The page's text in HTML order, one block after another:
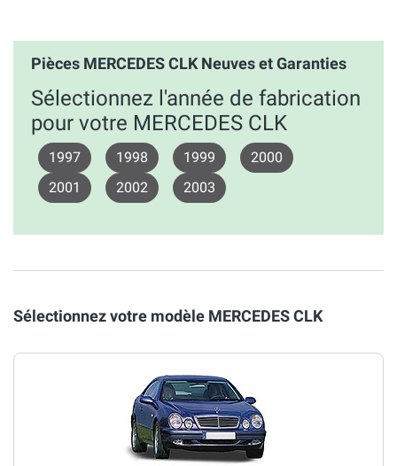
Pièces MERCEDES CLK Neuves et Garanties
Sélectionnez l'année de fabrication
pour votre MERCEDES CLK
1997 1998 1999
2000
2001
2002 2003
Sélectionnez votre modèle MERCEDES CLK